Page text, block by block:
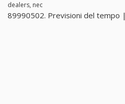
dealers, nec
89990502. Previsioni del tempo |